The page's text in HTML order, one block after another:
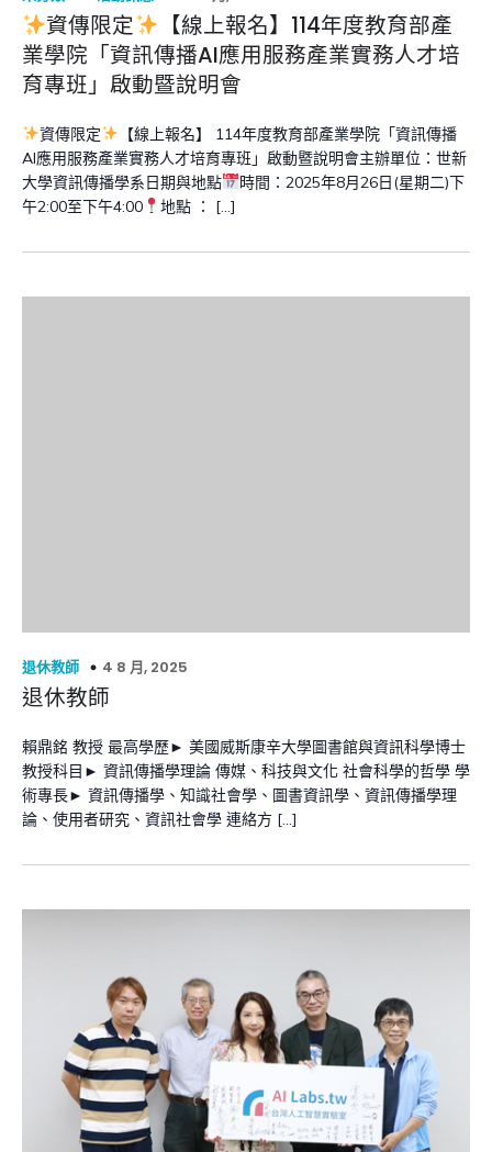
資傳限定
【線上報名】114年度教育部產
業學院「資訊傳播AI應用服務產業實務人才培
育專班」啟動暨說明會
資傳限定
【線上報名】 114年度教育部產業學院「資訊傳播
AI應用服務產業實務人才培育專班」啟動暨說明會主辦單位：世新
大學資訊傳播學系日期與地點
時間：2025年8月26日(星期二)下
午2:00至下午4:00
地點 ： […]
退休教師 4 8 月, 2025
退休教師
賴鼎銘 教授 最高學歷► 美國威斯康辛大學圖書館與資訊科學博士
教授科目► 資訊傳播學理論 傳媒、科技與文化 社會科學的哲學 學
術專長► 資訊傳播學、知識社會學、圖書資訊學、資訊傳播學理
論、使用者研究、資訊社會學 連絡方 […]